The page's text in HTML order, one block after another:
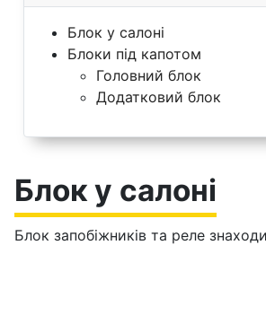
Блок у салоні
Блоки під капотом
Головний блок
Додатковий блок
Блок у салоні
Блок запобіжників та реле